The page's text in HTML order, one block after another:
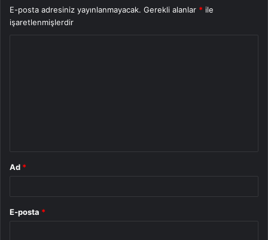
E-posta adresiniz yayınlanmayacak. Gerekli alanlar * ile
işaretlenmişlerdir
Ad *
E-posta *